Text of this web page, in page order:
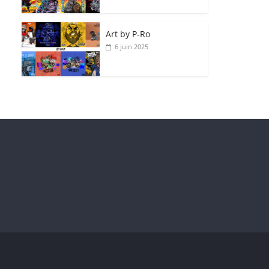
Art by P‑Ro
6 juin 2025